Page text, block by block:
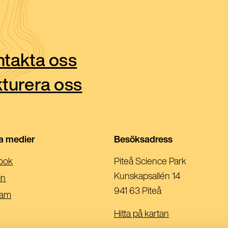
oss
oss
medier
(Öppnas
I
Besöksadress
Piteå Science Park
Kunskapsallén 14
941 63 Piteå
Hitta på kartan